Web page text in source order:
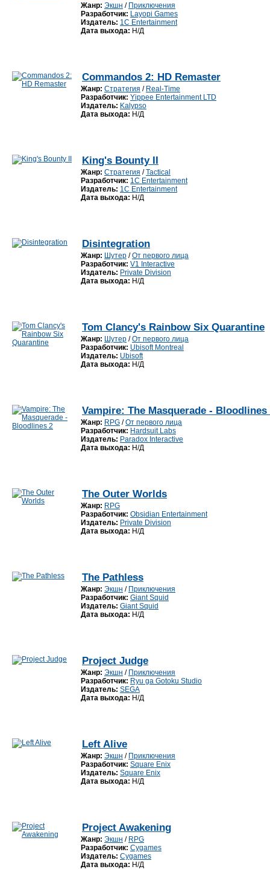
Жанр: Экшн / Приключения
Разработчик: Layopi Games
Издатель: 1C Entertainment
Дата выхода: Н/Д
Commandos 2: HD Remaster
Жанр: Стратегия / Real-Time
Разработчик: Yippee Entertainment LTD
Издатель: Kalypso
Дата выхода: Н/Д
King's Bounty II
Жанр: Стратегия /Tactical
Разработчик: 1C Entertainment
Издатель: 1C Entertainment
Дата выхода: Н/Д
Disintegration
Жанр: Шутер /От первого лица
Разработчик: V1 Interactive
Издатель: Private Division
Дата выхода: Н/Д
Tom Clancy's Rainbow Six Quarantine
Жанр: Шутер /От первого лица
Разработчик: Ubisoft Montreal
Издатель: Ubisoft
Дата выхода: Н/Д
Vampire: The Masquerade - Bloodlines
Жанр: RPG /От первого лица
Разработчик: Hardsuit Labs
Издатель: Paradox Interactive
Дата выхода: Н/Д
The Outer Worlds
Жанр: RPG
Разработчик: Obsidian Entertainment
Издатель: Private Division
Дата выхода: Н/Д
The Pathless
Жанр: Экшн / Приключения
Разработчик: Giant Squid
Издатель: Giant Squid
Дата выхода: Н/Д
Project Judge
Жанр: Экшн / Приключения
Разработчик: Ryu ga Gotoku Studio
Издатель: SEGA
Дата выхода: Н/Д
Left Alive
Жанр: Экшн / Приключения
Разработчик: Square Enix
Издатель: Square Enix
Дата выхода: Н/Д
Project Awakening
Жанр: Экшн / RPG
Разработчик: Cygames
Издатель: Cygames
Дата выхода: Н/Д